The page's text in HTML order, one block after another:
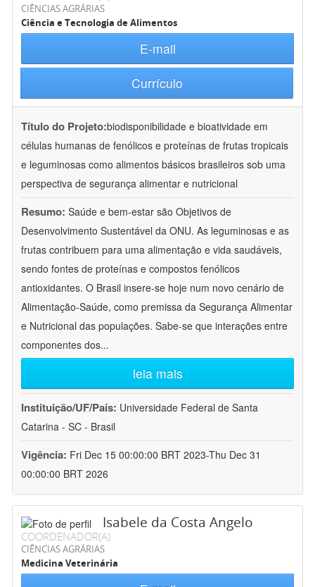
CIÊNCIAS AGRÁRIAS
Ciência e Tecnologia de Alimentos
E-mail
Currículo
Título do Projeto:biodisponibilidade e bioatividade em
células humanas de fenólicos e proteínas de frutas tropicais
e leguminosas como alimentos básicos brasileiros sob uma
perspectiva de segurança alimentar e nutricional
Resumo: Saúde e bem-estar são Objetivos de
Desenvolvimento Sustentável da ONU. As leguminosas e as
frutas contribuem para uma alimentação e vida saudáveis,
sendo fontes de proteínas e compostos fenólicos
antioxidantes. O Brasil insere-se hoje num novo cenário de
Alimentação-Saúde, como premissa da Segurança Alimentar
e Nutricional das populações. Sabe-se que interações entre
componentes dos...
leia mais
Instituição/UF/País: Universidade Federal de Santa
Catarina - SC - Brasil
Vigência: Fri Dec 15 00:00:00 BRT 2023-Thu Dec 31
00:00:00 BRT 2026
Isabele da Costa Angelo
COORDENADOR(A)
CIÊNCIAS AGRÁRIAS
Medicina Veterinária